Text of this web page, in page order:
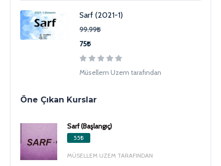
Sarf (2021-1)
99.99₺
75₺
Müsellem Uzem tarafından
Öne Çıkan Kurslar
Sarf (Başlangıç)
55₺
MÜSELLEM UZEM TARAFINDAN